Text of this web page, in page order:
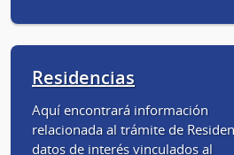
Residencias
Aquí encontrará información
relacionada al trámite de
datos de interés vinculados al